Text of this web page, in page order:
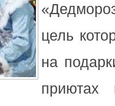
цель
на
приютах